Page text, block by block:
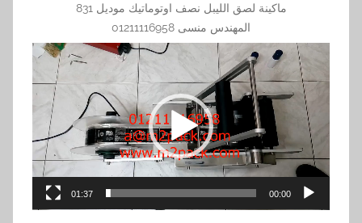
ماكينة لصق الليبل نصف اوتوماتيك موديل 831
المهندس منسى 01211116958
مشغل
الفيديو
00:00
01:37